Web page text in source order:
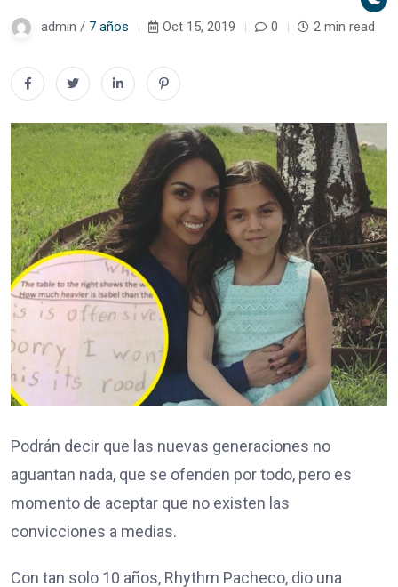
admin / 7 años Oct 15, 2019 0 2 min read
Podrán decir que las nuevas generaciones no
aguantan nada, que se ofenden por todo, pero es
momento de aceptar que no existen las
convicciones a medias.
Con tan solo 10 años, Rhythm Pacheco, dio una